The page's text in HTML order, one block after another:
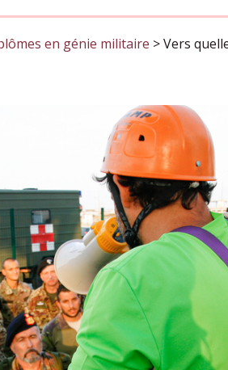
en génie militaire >Vers